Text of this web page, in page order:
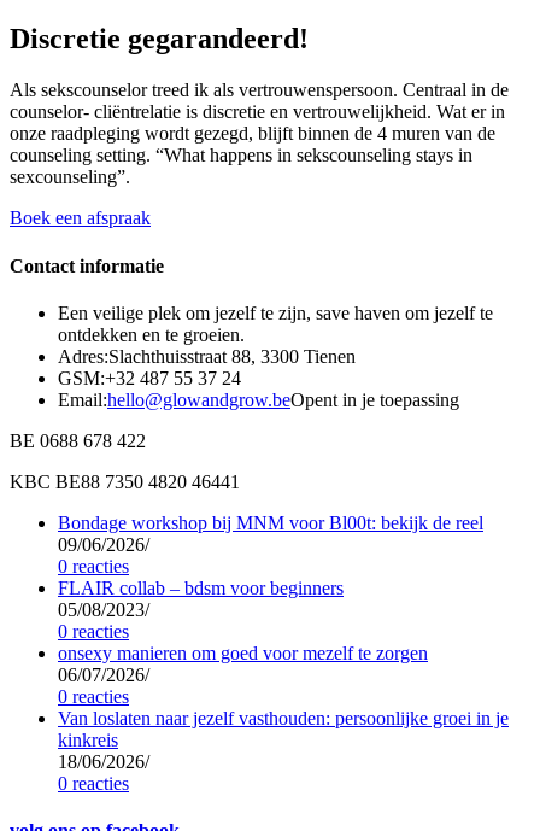
Discretie gegarandeerd!
Als sekscounselor treed ik als vertrouwenspersoon. Centraal in de
counselor- cliëntrelatie is discretie en vertrouwelijkheid. Wat er in
onze raadpleging wordt gezegd, blijft binnen de 4 muren van de
counseling setting. “What happens in sekscounseling stays in
sexcounseling”.
Boek een afspraak
Contact informatie
Een veilige plek om jezelf te zijn, save haven om jezelf te
ontdekken en te groeien.
Adres:Slachthuisstraat 88, 3300 Tienen
GSM:+32 487 55 37 24
Email:hello@glowandgrow.beOpent in je toepassing
BE 0688 678 422
KBC BE88 7350 4820 46441
Bondage workshop bij MNM voor Bl00t: bekijk de reel
09/06/2026/
0 reacties
FLAIR collab – bdsm voor beginners
05/08/2023/
0 reacties
onsexy manieren om goed voor mezelf te zorgen
06/07/2026/
0 reacties
Van loslaten naar jezelf vasthouden: persoonlijke groei in je
kinkreis
18/06/2026/
0 reacties